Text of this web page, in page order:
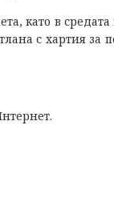
като в средата
с хартия за